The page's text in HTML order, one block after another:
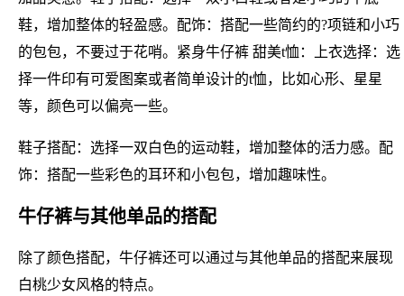
鞋，增加整体的轻盈感。配饰：搭配一些简约的?项链和小巧
的包包，不要过于花哨。紧身牛仔裤 甜美t恤：上衣选择：选
择一件印有可爱图案或者简单设计的t恤，比如心形、星星
等，颜色可以偏亮一些。
鞋子搭配：选择一双白色的运动鞋，增加整体的活力感。配
饰：搭配一些彩色的耳环和小包包，增加趣味性。
牛仔裤与其他单品的搭配
除了颜色搭配，牛仔裤还可以通过与其他单品的搭配来展现
白桃少女风格的特点。